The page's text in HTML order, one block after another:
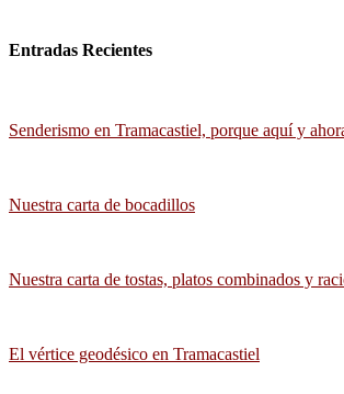
Entradas Recientes
Senderismo en Tramacastiel, porque aquí y
Nuestra carta de bocadillos
Nuestra carta de tostas, platos combinados y
El vértice geodésico en Tramacastiel